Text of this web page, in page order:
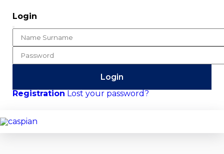
Login
Login
Registration Lost your password?